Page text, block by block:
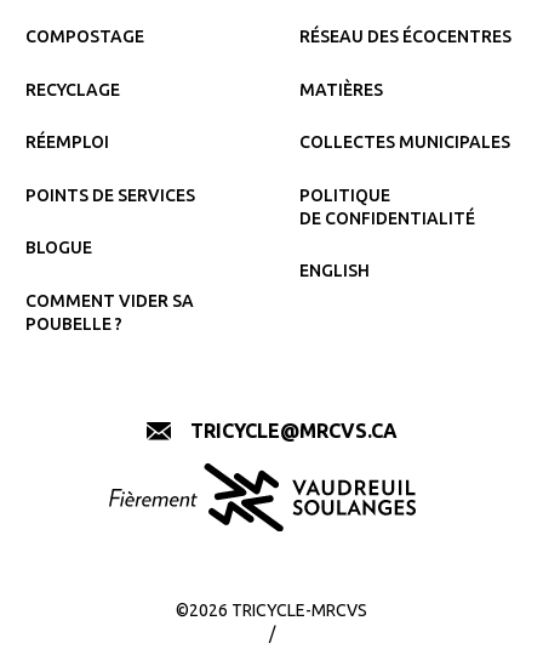
COMPOSTAGE
RECYCLAGE
RÉEMPLOI
POINTS DE SERVICES
BLOGUE
COMMENT VIDER SA
POUBELLE ?
RÉSEAU DES ÉCOCENTRES
MATIÈRES
COLLECTES MUNICIPALES
POLITIQUE
DE CONFIDENTIALITÉ
ENGLISH
TRICYCLE@MRCVS.CA
©2026 TRICYCLE-MRCVS
/